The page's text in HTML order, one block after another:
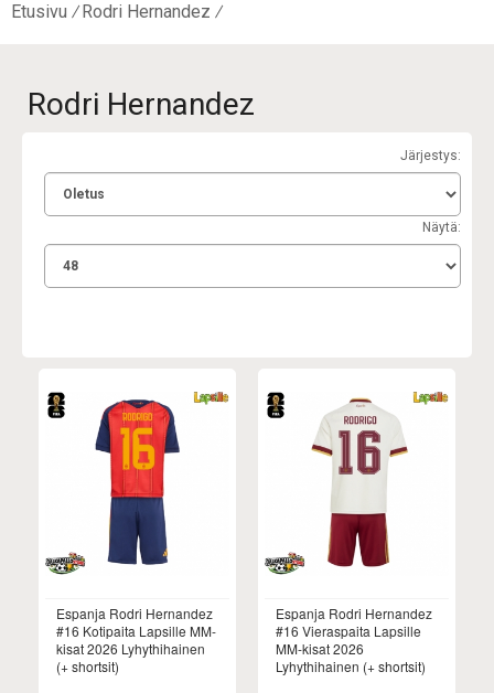
Etusivu Rodri Hernandez
Rodri Hernandez
Järjestys:
Näytä:
Espanja Rodri Hernandez
#16 Kotipaita Lapsille MM-
kisat 2026 Lyhythihainen
(+ shortsit)
Espanja Rodri Hernandez
#16 Vieraspaita Lapsille
MM-kisat 2026
Lyhythihainen (+ shortsit)